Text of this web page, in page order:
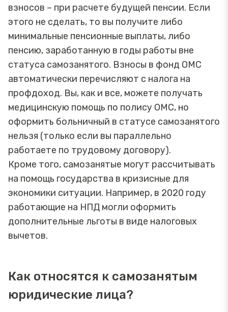
взносов – при расчете будущей пенсии. Если
этого не сделать, то вы получите либо
минимальные пенсионные выплаты, либо
пенсию, заработанную в годы работы вне
статуса самозанятого. Взносы в фонд ОМС
автоматически перечисляют с налога на
профдоход. Вы, как и все, можете получать
медицинскую помощь по полису ОМС, но
оформить больничный в статусе самозанятого
нельзя (только если вы параллельно
работаете по трудовому договору).
Кроме того, самозанятые могут рассчитывать
на помощь государства в кризисные для
экономики ситуации. Например, в 2020 году
работающие на НПД могли оформить
дополнительные льготы в виде налоговых
вычетов.
Как относятся к самозанятым
юридические лица?